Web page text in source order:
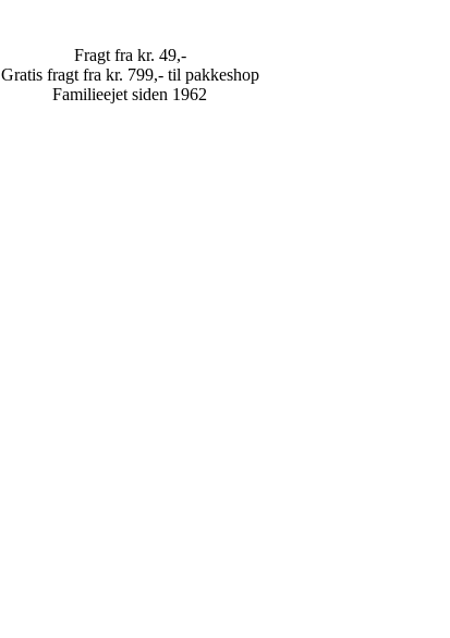
Fragt fra kr. 49,-
Gratis fragt fra kr. 799,- til pakkeshop
Familieejet siden 1962